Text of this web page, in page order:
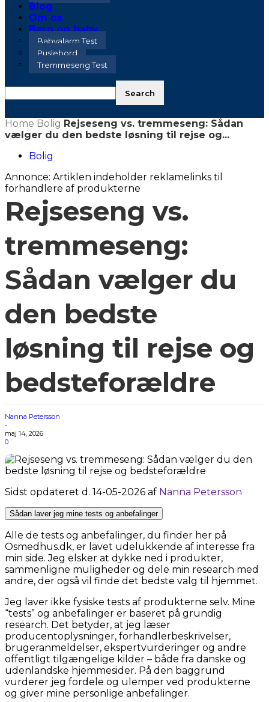
Blog
Om os
Børn og baby
Babyalarm Test
Puslebord
Tremmeseng Test
Home Bolig Rejseseng vs. tremmeseng: Sådan
vælger du den bedste løsning til rejse og...
Bolig
Annonce: Artiklen indeholder reklamelinks til
forhandlere af produkterne
Rejseseng vs.
tremmeseng:
Sådan vælger du
den bedste
løsning til rejse og
bedsteforældre
Nanna Petersson
-
maj 14, 2026
0
Sidst opdateret d. 14-05-2026 af Nanna Petersson
Sådan laver jeg mine tests og anbefalinger
Alle de tests og anbefalinger, du finder her på
Osmedhus.dk, er lavet udelukkende af interesse fra
min side. Jeg elsker at dykke ned i produkter,
sammenligne muligheder og dele min research med
andre, der også vil finde det bedste valg til hjemmet.
Jeg laver ikke fysiske tests af produkterne selv. Mine
“tests” og anbefalinger er baseret på grundig
research. Det betyder, at jeg læser
producentoplysninger, forhandlerbeskrivelser,
brugeranmeldelser, ekspertvurderinger og andre
offentligt tilgængelige kilder – både fra danske og
udenlandske hjemmesider. På den baggrund
vurderer jeg fordele og ulemper ved produkterne
og giver mine personlige anbefalinger.